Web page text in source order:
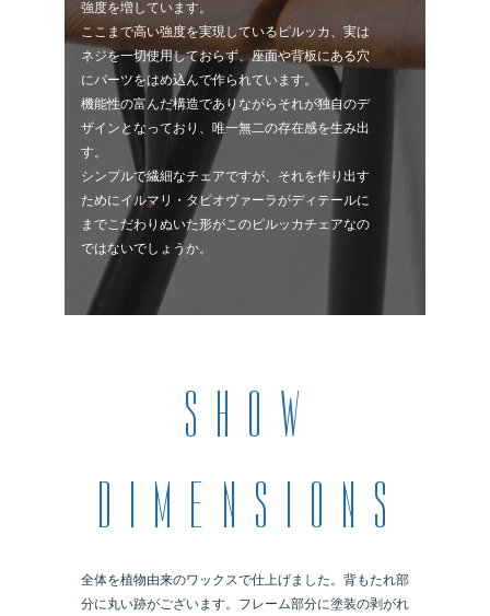
強度を増しています。
ここまで高い強度を実現しているピルッカ、実は
ネジを一切使用しておらず、座面や背板にある穴
にパーツをはめ込んで作られています。
機能性の富んだ構造でありながらそれが独自のデ
ザインとなっており、唯一無二の存在感を生み出
す。
シンプルで繊細なチェアですが、それを作り出す
ためにイルマリ・タピオヴァーラがディテールに
までこだわりぬいた形がこのピルッカチェアなの
ではないでしょうか。
全体を植物由来のワックスで仕上げました。背もたれ部
分に丸い跡がございます。フレーム部分に塗装の剥がれ